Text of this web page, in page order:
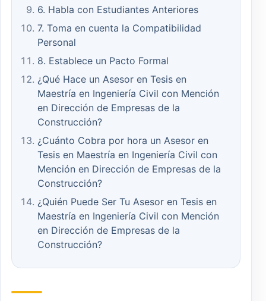
6. Habla con Estudiantes Anteriores
7. Toma en cuenta la Compatibilidad
Personal
8. Establece un Pacto Formal
¿Qué Hace un Asesor en Tesis en
Maestría en Ingeniería Civil con Mención
en Dirección de Empresas de la
Construcción?
¿Cuánto Cobra por hora un Asesor en
Tesis en Maestría en Ingeniería Civil con
Mención en Dirección de Empresas de la
Construcción?
¿Quién Puede Ser Tu Asesor en Tesis en
Maestría en Ingeniería Civil con Mención
en Dirección de Empresas de la
Construcción?